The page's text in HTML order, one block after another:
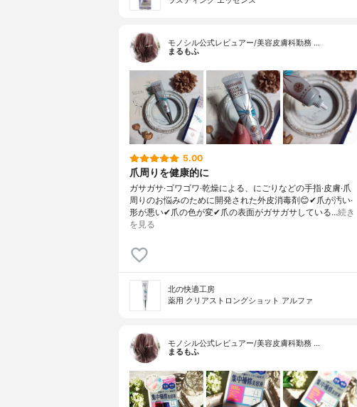
モノシル公式レビュアー/美容皮膚科勤務 …
まるもふ
5.00
爪周りを健康的に
ガサガサ·ゴワゴワ·乾燥による、にごりなどの手指·皮膚·爪
周りのお悩みのために開発された外皮消毒剤😊✔爪が汚い·
形が悪い✔爪の色が変✔爪の表面がガサガサしている…続き
を見る
北の快適工房
薬用 クリアストロングショット アルファ
モノシル公式レビュアー/美容皮膚科勤務 …
まるもふ